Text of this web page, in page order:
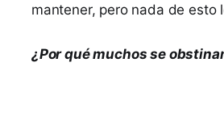
mantener, pero nada de esto
¿Por qué muchos se